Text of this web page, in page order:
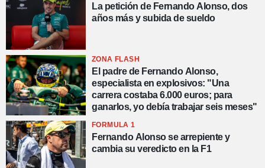
La petición de Fernando Alonso, dos
años más y subida de sueldo
ZONA FLASH
El padre de Fernando Alonso,
especialista en explosivos: "Una
carrera costaba 6.000 euros; para
ganarlos, yo debía trabajar seis meses"
FORMULA 1
Fernando Alonso se arrepiente y
cambia su veredicto en la F1